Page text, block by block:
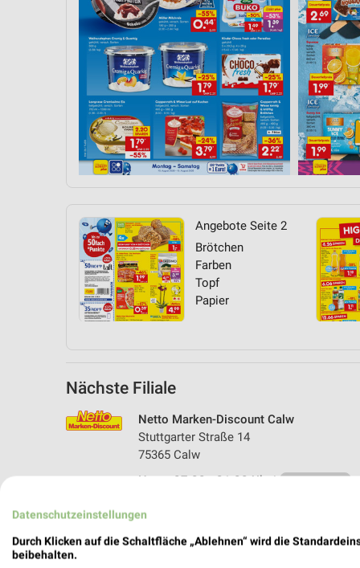
Angebote Seite 2
Brötchen
Farben
Topf
Papier
Nächste Filiale
Netto Marken-Discount Calw
Stuttgarter Straße 14
75365 Calw
Heute 07:00 - 21:00 Uhr | Geschlossen
Datenschutzeinstellungen
Durch Klicken auf die Schaltfläche „Ablehnen“ wird die
beibehalten.